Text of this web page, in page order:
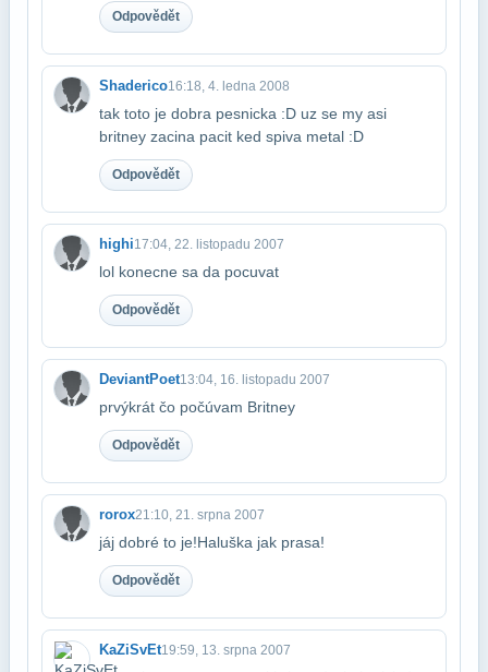
Odpovědět
Shaderico16:18, 4. ledna 2008
tak toto je dobra pesnicka :D uz se my asi
britney zacina pacit ked spiva metal :D
Odpovědět
highi17:04, 22. listopadu 2007
lol konecne sa da pocuvat
Odpovědět
DeviantPoet13:04, 16. listopadu 2007
prvýkrát čo počúvam Britney
Odpovědět
rorox21:10, 21. srpna 2007
jáj dobré to je!Haluška jak prasa!
Odpovědět
KaZiSvEt19:59, 13. srpna 2007